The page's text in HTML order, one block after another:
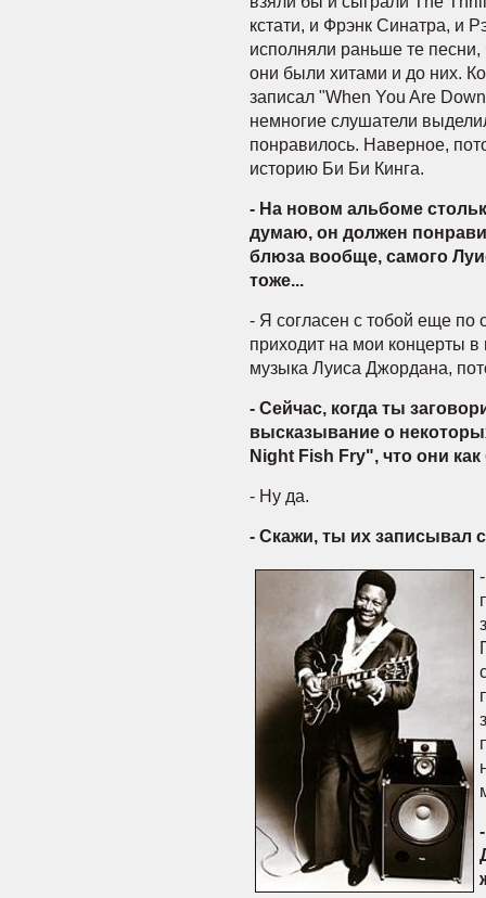
кстати, и Фрэнк Синатра, и
исполняли раньше те песни,
они были хитами и до них.
записал "When You Are
немногие слушатели
понравилось. Наверное,
историю Би Би Кинга.
- На новом альбоме
думаю, он должен
блюза вообще, самого
тоже...
- Я согласен с тобой еще
приходит на мои концерты
музыка Луиса Джордана,
- Сейчас, когда ты
высказывание о
Night Fish Fry", что они
- Ну да.
- Скажи, ты их записывал